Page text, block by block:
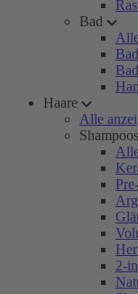
Bad
Haare
Alle
Shampoos
2-